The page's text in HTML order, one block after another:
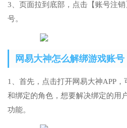
3、页面拉到底部，点击【账号注
号。
网易大神怎么解绑游戏账号
1、首先，点击打开网易大神APP
和绑定的角色，想要解决绑定的用
功能。